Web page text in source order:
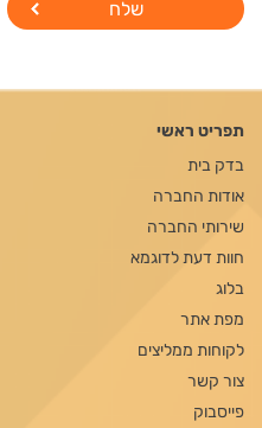
תפריט ראשי
בדק בית
אודות החברה
שירותי החברה
חוות דעת לדוגמא
בלוג
מפת אתר
לקוחות ממליצים
צור קשר
פייסבוק